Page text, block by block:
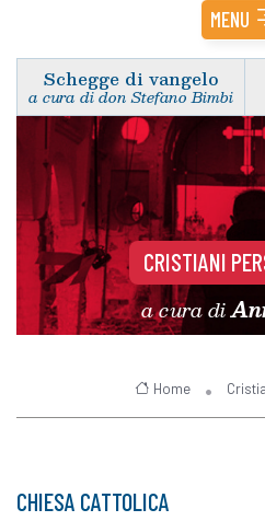
MENU
Schegge di vangelo
a cura di don Stefano Bimbi
CRISTIANI
a cura di
Home
CHIESA CATTOLICA